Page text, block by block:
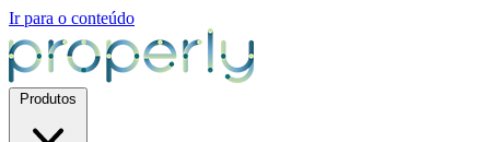
Ir para o conteúdo